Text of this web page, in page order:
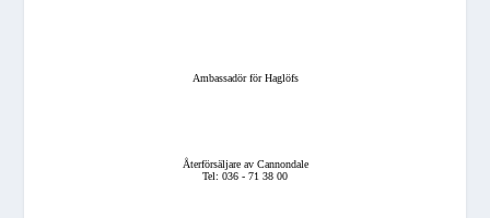
Ambassadör för Haglöfs
Återförsäljare av Cannondale
Tel: 036 - 71 38 00